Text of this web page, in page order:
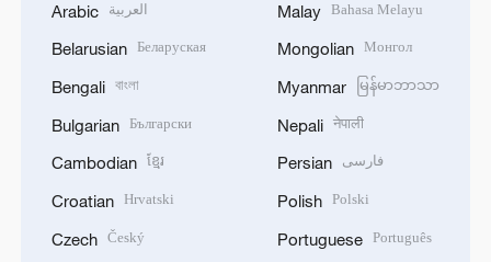
Arabic العربية
Belarusian Беларуская
Bengali বাংলা
Bulgarian Български
Cambodian ខ្មែរ
Croatian Hrvatski
Czech Český
Malay Bahasa Melayu
Mongolian Монгол
Myanmar မြန်မာဘာသာ
Nepali नेपाली
Persian فارسی
Polish Polski
Portuguese Português